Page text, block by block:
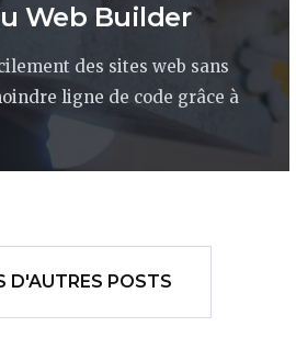
Web Builder
des sites web sans
ligne de code grâce à
D'AUTRES POSTS